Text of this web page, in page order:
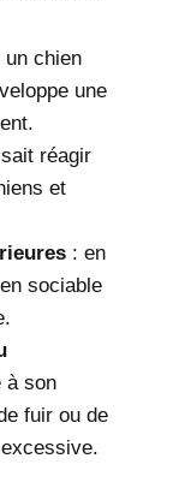
un chien
une
réagir
et
: en
sociable
à son
fuir ou de